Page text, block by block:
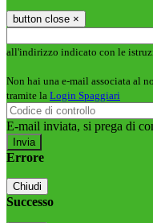
button close ×
all'indirizzo indicato con le
Non hai una e-mail associata al
tramite la Login Spaggiari
E-mail inviata, si prega di
Errore
Chiudi
Successo